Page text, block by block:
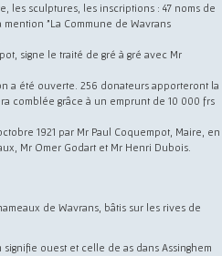
les sculptures, les inscriptions : 47 noms de
"La Commune de Wavrans
signe le traité de gré à gré avec Mr
a été ouverte. 256 donateurs apporteront la
comblée grâce à un emprunt de 10 000 frs
1921 par Mr Paul Coquempot, Maire, en
Mr Omer Godart et Mr Henri Dubois.
de Wavrans, bâtis sur les rives de
ouest et celle de as dans Assinghem